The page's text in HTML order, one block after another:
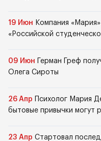
19 Июн Компания
«Российской
09 Июн
Герман Греф
Олега Сироты
26 Апр
Психолог Мария
бытовые привычки могут
23 Апр Стартовал